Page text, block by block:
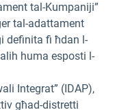
tal-Kumpaniji”
tal-adattament
definita fi ħdan l-
huma esposti l-
Integrat” (IDAP),
għad-distretti